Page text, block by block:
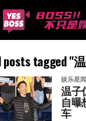
posts tagged "
娱乐星闻
温子
自曝
车